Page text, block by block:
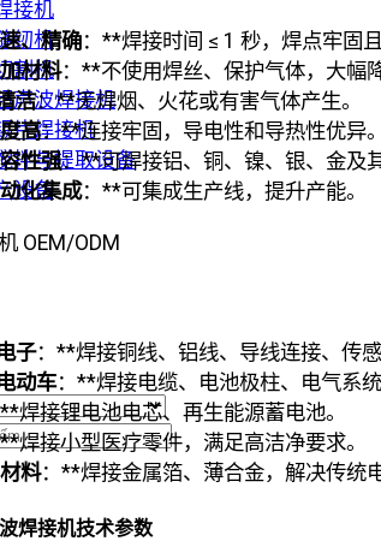
接机
纫机
割机
声波焊接机
片焊接机
拌与提取设备
设备
、精确：**焊接时间 ≤ 1 秒，焊点牢固
材料：**不使用焊丝、保护气体，大幅
洁：**无焊烟、火花或有害气体产生。
高：**连接牢固，导电性和导热性优异。
性强：**可焊接铝、铜、镍、银、金及
化集成：**可集成生产线，提升产能。
子：**焊接铜线、铝线、导线连接、传感
动车：**焊接电缆、电池极柱、电气系统
焊接锂电池电芯、再生能源蓄电池。
焊接小型医疗零件，满足高洁净要求。
料：**焊接金属箔、薄合金，解决传统
焊接机技术参数